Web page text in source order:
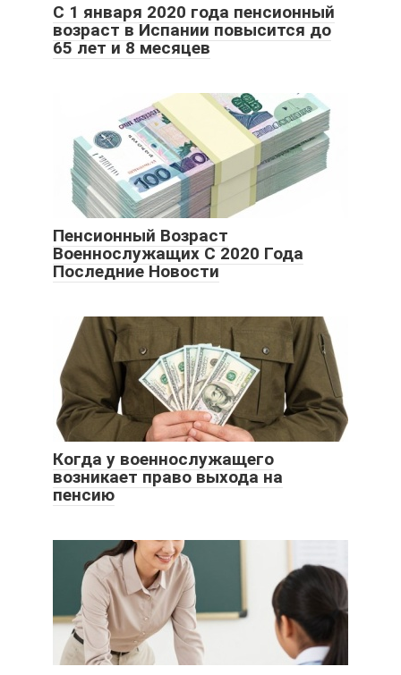
С 1 января 2020 года пенсионный
возраст в Испании повысится до
65 лет и 8 месяцев
Пенсионный Возраст
Военнослужащих С 2020 Года
Последние Новости
Когда у военнослужащего
возникает право выхода на
пенсию